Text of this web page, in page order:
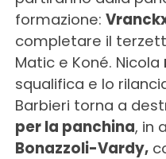
formazione:
completare il
Matic e Koné. Nicola
squalifica e lo
Barbieri torna a
per la panchina, in
Bonazzoli-Vardy,